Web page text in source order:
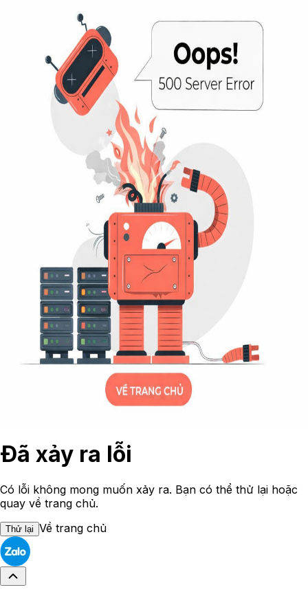
Đã xảy ra lỗi
Có lỗi không mong muốn xảy ra. Bạn có thể thử lại hoặc
quay về trang chủ.
Thử lại Về trang chủ